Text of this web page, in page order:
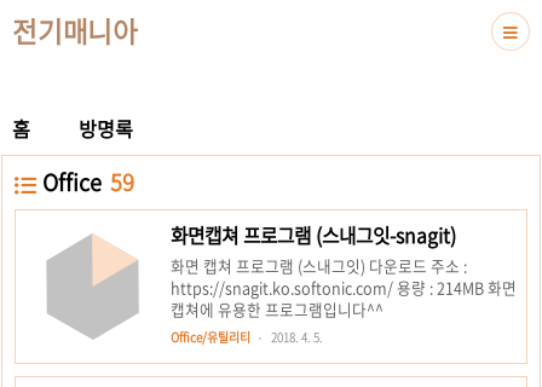
전기매니아
홈 방명록
Office 59
화면캡쳐 프로그램 (스내그잇-snagit)
화면 캡쳐 프로그램 (스내그잇) 다운로드 주소 :
https://snagit.ko.softonic.com/ 용량 : 214MB 화면
캡쳐에 유용한 프로그램입니다^^
Office/유틸리티 2018. 4. 5.